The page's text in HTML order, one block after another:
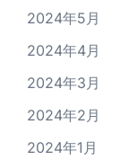
2024年5月
2024年4月
2024年3月
2024年2月
2024年1月